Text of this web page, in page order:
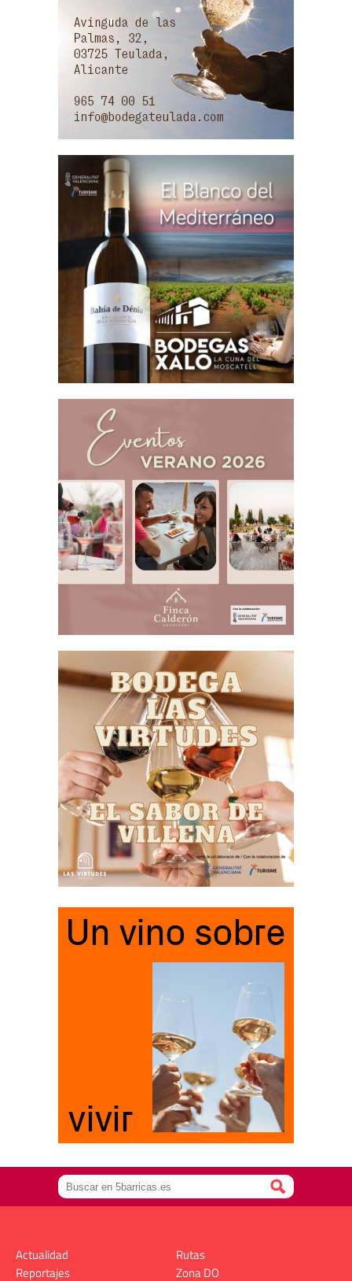
Actualidad
Reportajes
Rutas
Zona DO